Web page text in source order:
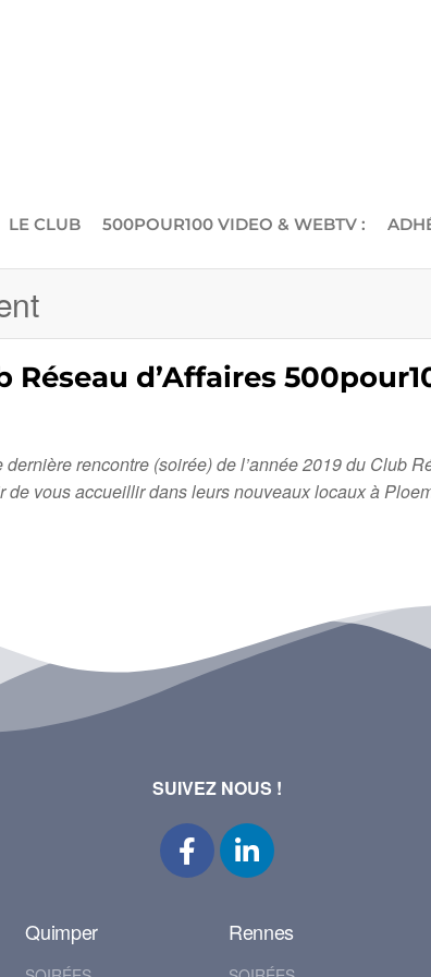
LE CLUB 500POUR100 VIDEO & WEBTV :
Réseau d’Affaires
rencontre (soirée) de l’année 2019 du Club
vous accueillir dans leurs nouveaux locaux à
SUIVEZ NOUS !
Quimper Rennes